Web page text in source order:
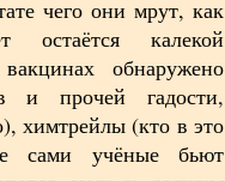
чего они мрут, как
калекой
обнаружено
и прочей гадости,
химтрейлы (кто в это
сами учёные бьют